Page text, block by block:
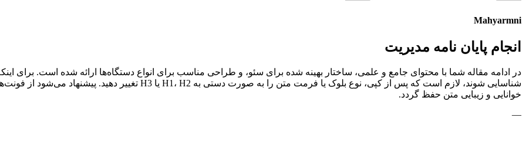
Mahyarmni
انجام پایان نامه مدیریت
در ادامه مقاله شما با محتوای جامع و علمی، ساختار بهینه شده برای سئو، و طراحی مناسب برای انواع دستگاه‌ها ارائه شده است. برای
خوانایی و زیبایی متن حفظ گردد.
—